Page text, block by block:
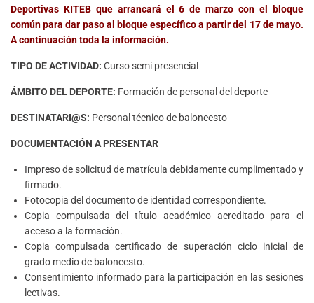
Deportivas KITEB que arrancará el 6 de marzo con el bloque
común para dar paso al bloque específico a partir del 17 de mayo.
A continuación toda la información.
TIPO DE ACTIVIDAD: Curso semi presencial
ÁMBITO DEL DEPORTE: Formación de personal del deporte
DESTINATARI@S: Personal técnico de baloncesto
DOCUMENTACIÓN A PRESENTAR
Impreso de solicitud de matrícula debidamente cumplimentado y
firmado.
Fotocopia del documento de identidad correspondiente.
Copia compulsada del título académico acreditado para el
acceso a la formación.
Copia compulsada certificado de superación ciclo inicial de
grado medio de baloncesto.
Consentimiento informado para la participación en las sesiones
lectivas.